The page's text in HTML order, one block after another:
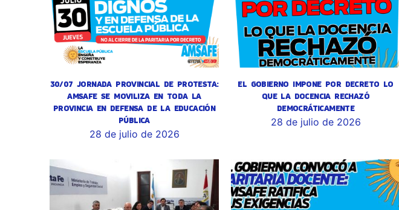
30/07 JORNADA PROVINCIAL DE PROTESTA:
AMSAFE SE MOVILIZA EN TODA LA
PROVINCIA EN DEFENSA DE LA EDUCACIÓN
PÚBLICA
28 de julio de 2026
EL GOBIERNO IMPONE POR DECRETO LO
QUE LA DOCENCIA RECHAZÓ
DEMOCRÁTICAMENTE
28 de julio de 2026